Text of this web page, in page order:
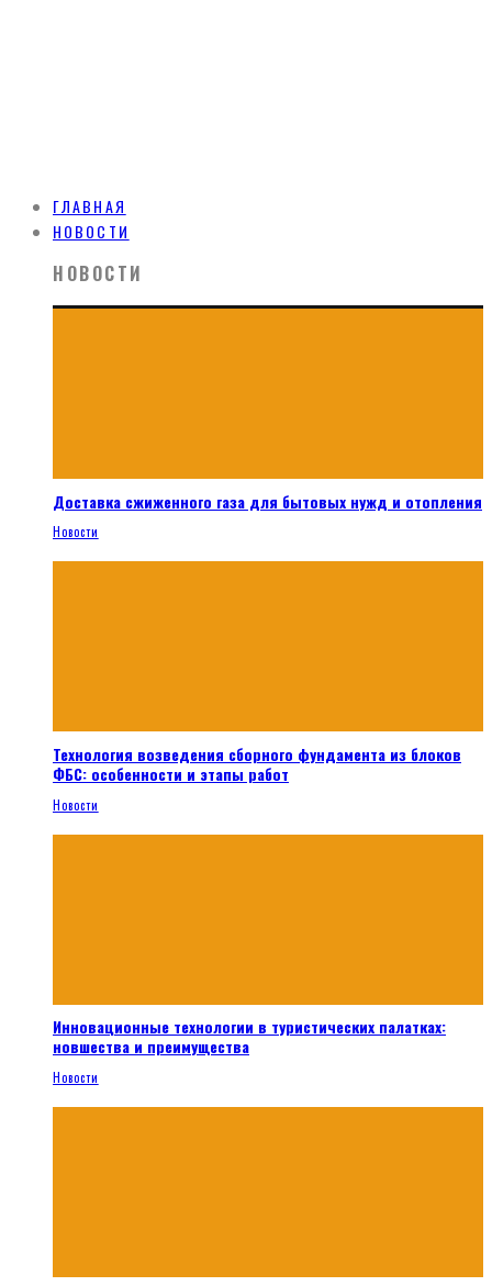
ГЛАВНАЯ
НОВОСТИ
НОВОСТИ
Доставка сжиженного газа для бытовых нужд и отопления
Новости
Технология возведения сборного фундамента из блоков
ФБС: особенности и этапы работ
Новости
Инновационные технологии в туристических палатках:
новшества и преимущества
Новости